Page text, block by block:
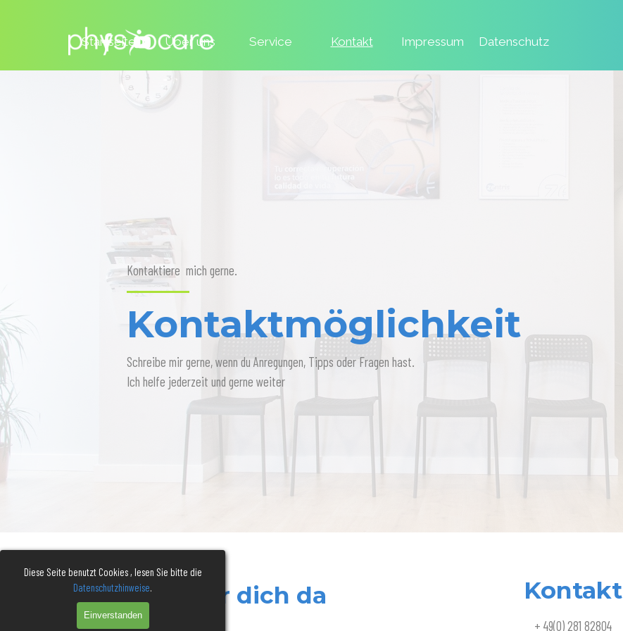
Diese Seite benutzt Cookies , lesen Sie bitte die
Datenschutzhinweise.
Einverstanden
Menü überspringen
Startseite Über uns Service Kontakt Impressum Datenschutz
Kontaktiere mich gerne.
Kontaktmöglichkeit
Schreibe mir gerne, wenn du Anregungen, Tipps oder Fragen hast.
Ich helfe jederzeit und gerne weiter
Jederzeit für dich da Kontakt
+ 49(0) 281 82804